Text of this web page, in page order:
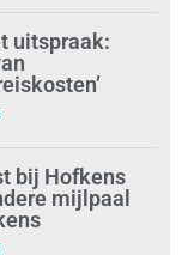
uitspraak:
bij Hofkens
mijlpaal